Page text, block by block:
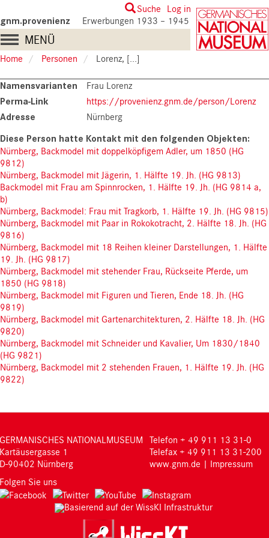
to
main
content
User
account
menu
Suche Log in
gnm.provenienz Erwerbungen 1933 – 1945
Main
navigation
MENÜ
Home Personen Lorenz, [...]
Namensvarianten Frau Lorenz
Perma-Link https://provenienz.gnm.de/person/Lorenz
Adresse Nürnberg
Nürnberg, Backmodel mit doppelköpfigem Adler, um 1850 (HG
9812)
Nürnberg, Backmodel mit Jägerin, 1. Hälfte 19. Jh. (HG 9813)
Backmodel mit Frau am Spinnrocken, 1. Hälfte 19. Jh. (HG 9814 a,
b)
Nürnberg, Backmodel: Frau mit Tragkorb, 1. Hälfte 19. Jh. (HG 9815)
Nürnberg, Backmodel mit Paar in Rokokotracht, 2. Hälfte 18. Jh. (HG
9816)
Nürnberg, Backmodel mit 18 Reihen kleiner Darstellungen, 1. Hälfte
19. Jh. (HG 9817)
Nürnberg, Backmodel mit stehender Frau, Rückseite Pferde, um
1850 (HG 9818)
Nürnberg, Backmodel mit Figuren und Tieren, Ende 18. Jh. (HG
9819)
Nürnberg, Backmodel mit Gartenarchitekturen, 2. Hälfte 18. Jh. (HG
9820)
Nürnberg, Backmodel mit Schneider und Kavalier, Um 1830/1840
(HG 9821)
Nürnberg, Backmodel mit 2 stehenden Frauen, 1. Hälfte 19. Jh. (HG
9822)
GERMANISCHES NATIONALMUSEUM
Kartäusergasse 1
D-90402 Nürnberg
Telefon + 49 911 13 31-0
Telefax + 49 911 13 31-200
www.gnm.de | Impressum
Folgen Sie uns
Basierend auf der WissKI Infrastruktur